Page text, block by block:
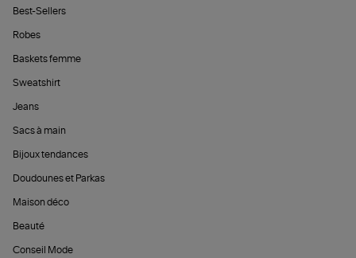
Best-Sellers
Robes
Baskets femme
Sweatshirt
Jeans
Sacs à main
Bijoux tendances
Doudounes et Parkas
Maison déco
Beauté
Conseil Mode